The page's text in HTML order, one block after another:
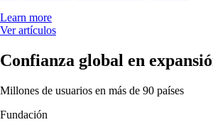
Learn more
Ver artículos
Confianza global en
Millones de usuarios en más de 90 países
Fundación